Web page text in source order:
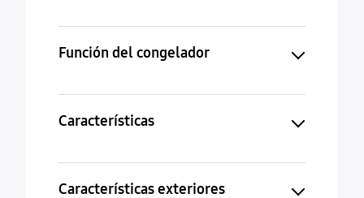
Función del congelador
Características
Características exteriores